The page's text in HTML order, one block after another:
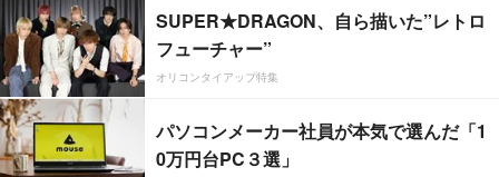
SUPER★DRAGON、自ら描いた”レトロ
フューチャー”
オリコンタイアップ特集
パソコンメーカー社員が本気で選んだ「1
0万円台PC３選」